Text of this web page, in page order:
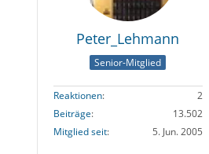
Peter_Lehmann
Senior-Mitglied
Reaktionen
2
Beiträge
13.502
Mitglied seit
5. Jun. 2005